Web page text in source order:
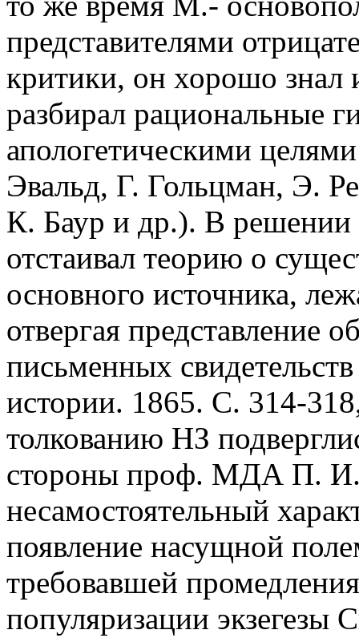
представителями
критики, он хорошо знал
разбирал рациональные
апологетическими
Эвальд, Г. Гольцман, Э.
К. Баур и др.). В
отстаивал теорию о
основного источника,
отвергая представление
письменных
истории. 1865. С. 314-
толкованию НЗ
стороны проф. МДА П.
несамостоятельный
появление насущной
требовавшей
популяризации экзегезы